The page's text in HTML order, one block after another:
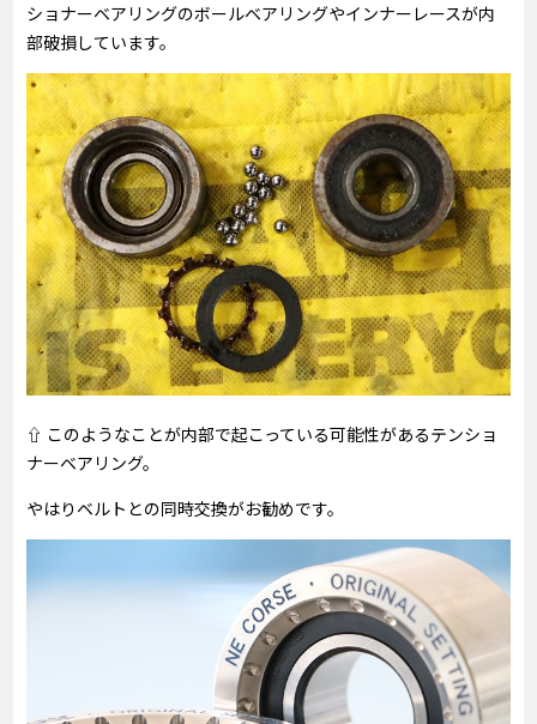
ショナーベアリングのボールベアリングやインナーレースが内
部破損しています。
⇧ このようなことが内部で起こっている可能性があるテンショ
ナーベアリング。
やはりベルトとの同時交換がお勧めです。